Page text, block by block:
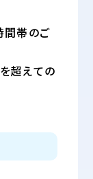
間帯のご
超えての